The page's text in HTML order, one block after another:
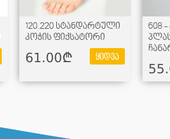
120.220 სტანდარტული
კოჭის ფიქსატორი
61.00¢ ყიდვა
608